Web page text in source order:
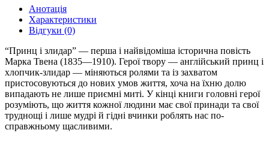
Анотація
Характеристики
Відгуки (0)
“Принц і злидар” — перша і найвідоміша історична повість
Марка Твена (1835—1910). Герої твору­ — англійський принц і
хлопчик-злидар — міняються ролями та із захватом
пристосовуються до нових умов життя, хоча на їхню долю
випадають не лише приємні миті. У кінці книги головні герої
розуміють, що життя кожної людини має свої принади та свої
труднощі і лише мудрі й гідні вчинки роблять нас по-
справжньому щасливими.